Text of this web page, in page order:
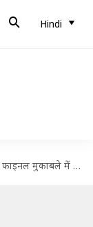
Hindi
के बीच देखने को मिलेगी आपसी बैटल